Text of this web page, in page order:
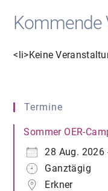
Kommende
<li>Keine
Termine
Sommer OER-
28 Aug. 2026
Ganztägig
Erkner